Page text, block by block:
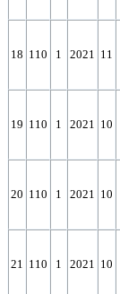
18 110 1 2021 11
19 110 1 2021 10
20 110 1 2021 10
21 110 1 2021 10